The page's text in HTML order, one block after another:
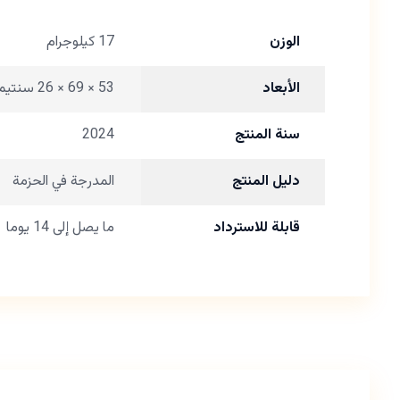
الوزن 17 كيلوجرام
الأبعاد 53 × 69 × 26 سنتيميتر
سنة المنتج 2024
دليل المنتج المدرجة في الحزمة
قابلة للاسترداد ما يصل إلى 14 يوما